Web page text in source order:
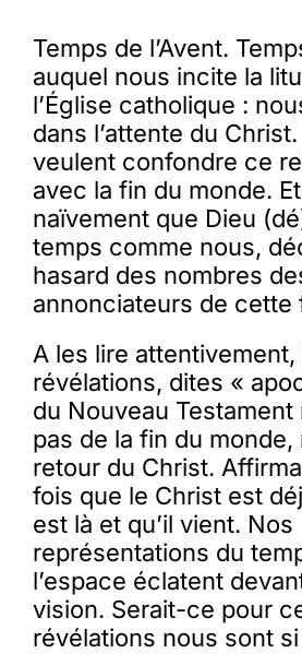
Spiritualité
Membres
L’actu
Nous soutenir
La revue
Temps de l’Avent.
auquel nous incite la
l’Église catholique :
dans l’attente du
veulent confondre ce
avec la fin du monde.
naïvement que Dieu
temps comme nous,
hasard des nombres
annonciateurs de cette
A les lire attentivement,
révélations, dites «
du Nouveau Testament
pas de la fin du monde,
retour du Christ.
fois que le Christ est
est là et qu’il vient. Nos
représentations du
l’espace éclatent
vision. Serait-ce pour
révélations nous sont